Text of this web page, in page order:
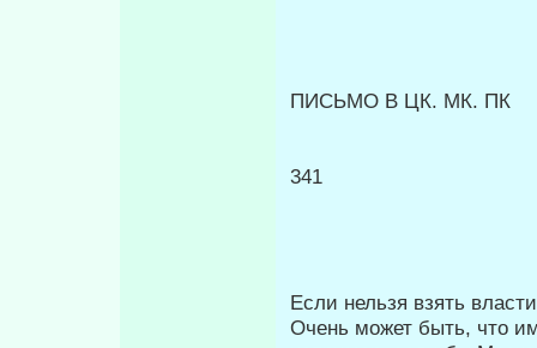
ПИСЬМО В ЦК. МК. ПК
341
Если нельзя взять
Очень мо­жет быть, что